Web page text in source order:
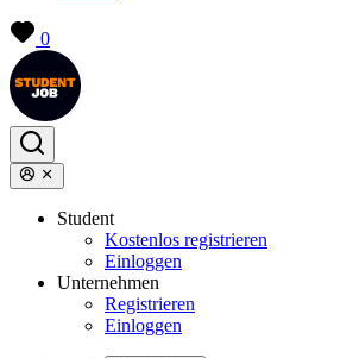
0
Student
Kostenlos registrieren
Einloggen
Unternehmen
Registrieren
Einloggen